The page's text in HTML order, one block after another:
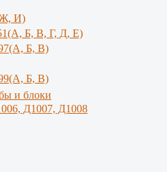
Ж, И)
Б, В, Г, Д, E)
Б, В)
Б, В)
и блоки
Д1007, Д1008